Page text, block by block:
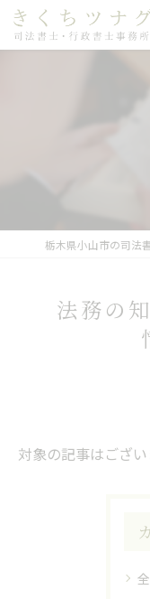
法務の
対象の記事はござ